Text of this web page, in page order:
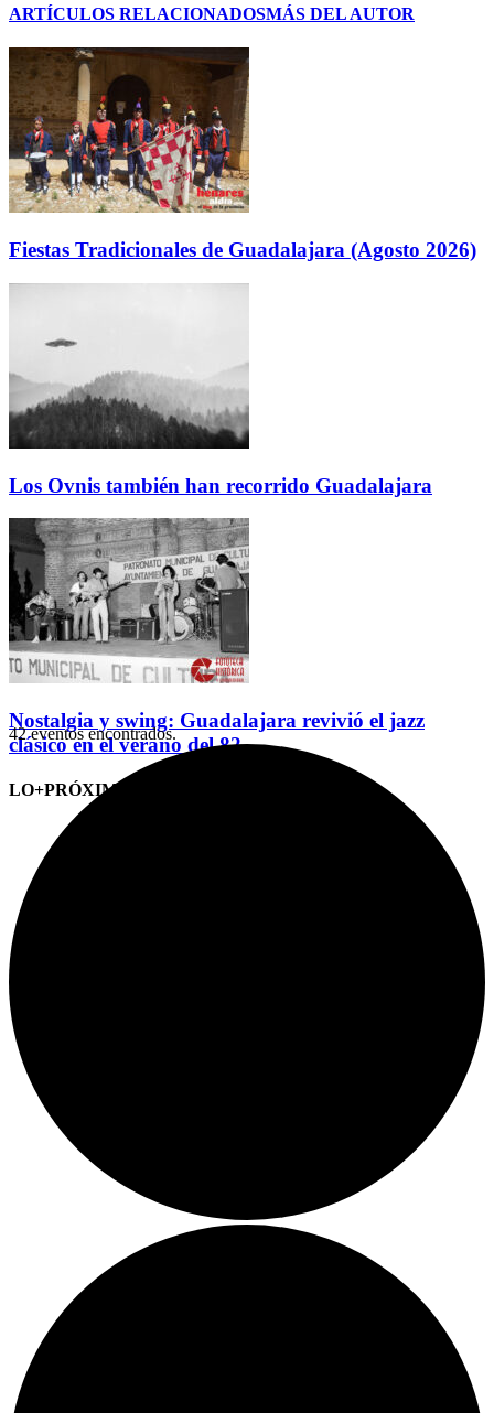
ARTÍCULOS RELACIONADOSMÁS DEL AUTOR
Fiestas Tradicionales de Guadalajara (Agosto 2026)
Los Ovnis también han recorrido Guadalajara
Nostalgia y swing: Guadalajara revivió el jazz
clásico en el verano del 82
LO+PRÓXIMO (CITAS)
42 eventos encontrados.